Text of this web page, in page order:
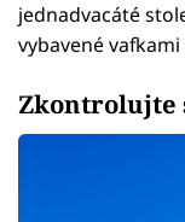
jednadvacáté
vybavené
Zkontrolujte